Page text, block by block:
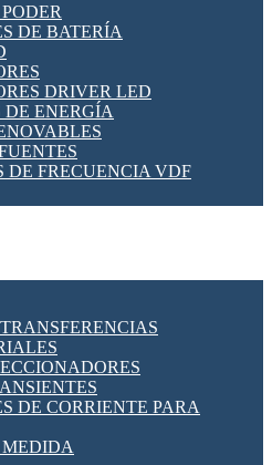
DE CABLE
IOT
DE BATERÍA
DRIVER LED
DE ENERGÍA
DE FRECUENCIA VDF
DE CORRIENTE PARA